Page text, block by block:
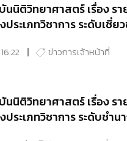
นนิติวิทยาศาสตร์ เรื่อง ร
ประเภทวิชาการ ระดับเ
ข่าวการเจ้าหน้าที่
นนิติวิทยาศาสตร์ เรื่อง ร
ประเภทวิชาการ ระดับช